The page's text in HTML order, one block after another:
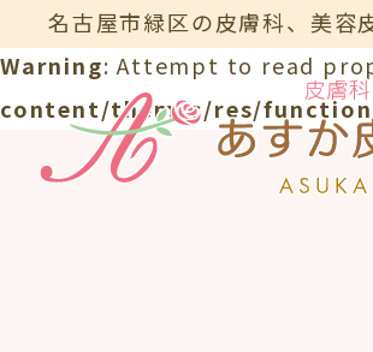
Warning: Attempt to read
content/themes/res/
名古屋市緑区の皮膚科、美容